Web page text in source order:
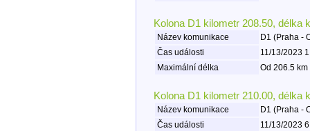
Kolona D1 kilometr 208.50, délka
Název komunikace
D1 (Praha -
Čas události
11/13/2023
Maximální délka
Od 206.5
Kolona D1 kilometr 210.00, délka
Název komunikace
D1 (Praha -
Čas události
11/13/2023